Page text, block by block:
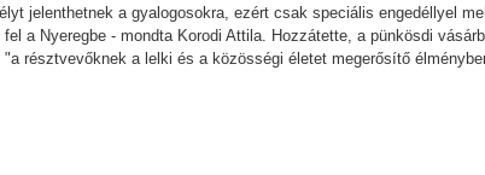
jelenthetnek a gyalogosokra, ezért csak speciális engedéllyel
a Nyeregbe - mondta Korodi Attila. Hozzátette, a pünkösdi
résztvevőknek a lelki és a közösségi életet megerősítő